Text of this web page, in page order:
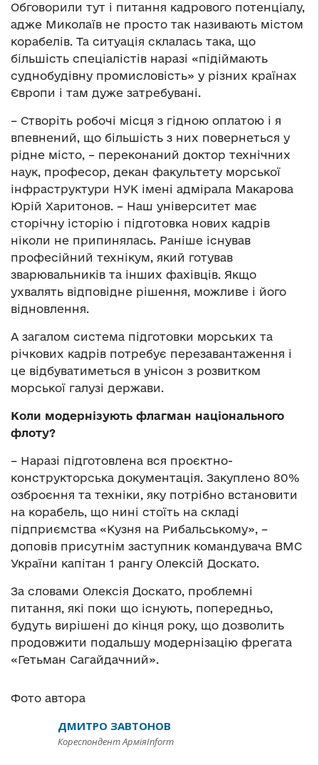
Обговорили тут і питання кадрового потенціалу,
адже Миколаїв не просто так називають містом
корабелів. Та ситуація склалась така, що
більшість спеціалістів наразі «підіймають
суднобудівну промисловість» у різних країнах
Європи і там дуже затребувані.
– Створіть робочі місця з гідною оплатою і я
впевнений, що більшість з них повернеться у
рідне місто, – переконаний доктор технічних
наук, професор, декан факультету морської
інфраструктури НУК імені адмірала Макарова
Юрій Харитонов. – Наш університет має
сторічну історію і підготовка нових кадрів
ніколи не припинялась. Раніше існував
професійний технікум, який готував
зварювальників та інших фахівців. Якщо
ухвалять відповідне рішення, можливе і його
відновлення.
А загалом система підготовки морських та
річкових кадрів потребує перезавантаження і
це відбуватиметься в унісон з розвитком
морської галузі держави.
Коли модернізують флагман національного
флоту?
– Наразі підготовлена вся проєктно-
конструкторська документація. Закуплено 80%
озброєння та техніки, яку потрібно встановити
на корабель, що нині стоїть на складі
підприємства «Кузня на Рибальському», –
доповів присутнім заступник командувача ВМС
України капітан 1 рангу Олексій Доскато.
За словами Олексія Доскато, проблемні
питання, які поки що існують, попередньо,
будуть вирішені до кінця року, що дозволить
продовжити подальшу модернізацію фрегата
«Гетьман Сагайдачний».
Фото автора
ДМИТРО ЗАВТОНОВ
Кореспондент АрміяInform